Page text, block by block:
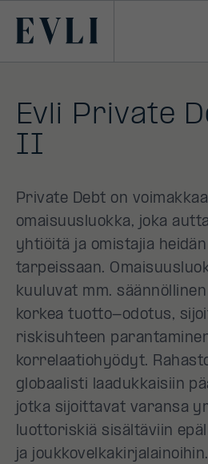
Primary
Evli Private
II
Private Debt on
omaisuusluokka, joka
yhtiöitä ja omistajia heidän
tarpeissaan.
kuuluvat mm.
korkea tuotto-odotus,
riskisuhteen
korrelaatiohyödyt.
globaalisti laadukkaisiin
jotka sijoittavat varansa
luottoriskiä sisältäviin
ja joukkovelkakirjalainoihin.